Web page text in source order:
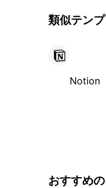
類似テン
Notion
おすすめ